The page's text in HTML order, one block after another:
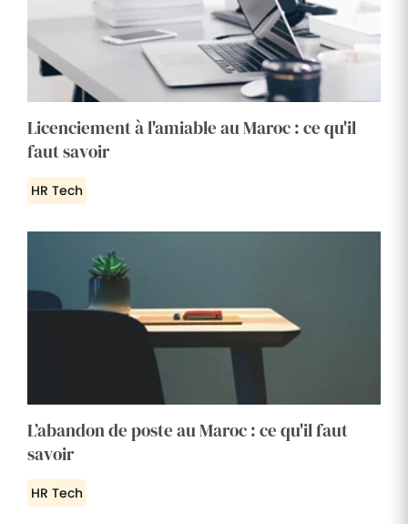
Licenciement à l'amiable au Maroc : ce qu'il
faut savoir
HR Tech
L’abandon de poste au Maroc : ce qu'il faut
savoir
HR Tech